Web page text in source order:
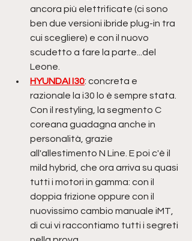
ancora più elettrificate (ci sono
ben due versioni ibride plug-in tra
cui scegliere) e con il nuovo
scudetto a fare la parte...del
Leone.
HYUNDAI I30: concreta e
razionale la i30 lo è sempre stata.
Con il restyling, la segmento C
coreana guadagna anche in
personalità, grazie
all'allestimento N Line. E poi c'è il
mild hybrid, che ora arriva su quasi
tutti i motori in gamma: con il
doppia frizione oppure con il
nuovissimo cambio manuale iMT,
di cui vi raccontiamo tutti i segreti